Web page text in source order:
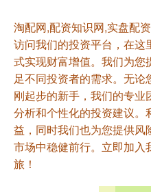
淘配网,配资知识网,实盘配
访问我们的投资平台，在
式实现财富增值。我们为
足不同投资者的需求。无
刚起步的新手，我们的专
分析和个性化的投资建议。
益，同时我们也为您提供风
市场中稳健前行。立即加入
旅！